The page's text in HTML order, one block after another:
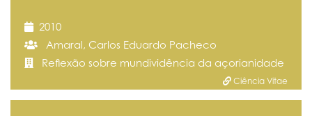
2010
Amaral, Carlos Eduardo Pacheco
Reflexão sobre mundividência da açorianidade
Ciência Vitae